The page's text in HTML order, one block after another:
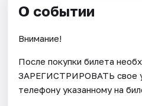
О событии
Внимание!
После покупки билета
ЗАРЕГИСТРИРОВАТЬ свое
телефону указанному на